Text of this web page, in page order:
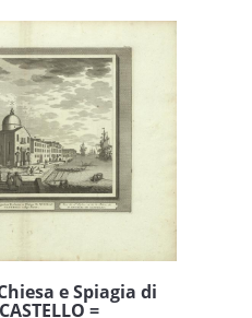
e Spiagia di
=